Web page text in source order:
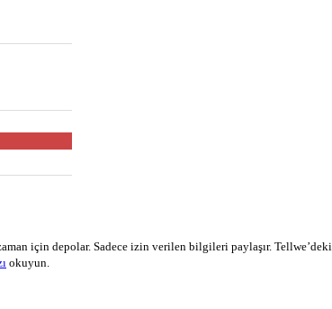
için depolar. Sadece izin verilen bilgileri paylaşır.
okuyun.